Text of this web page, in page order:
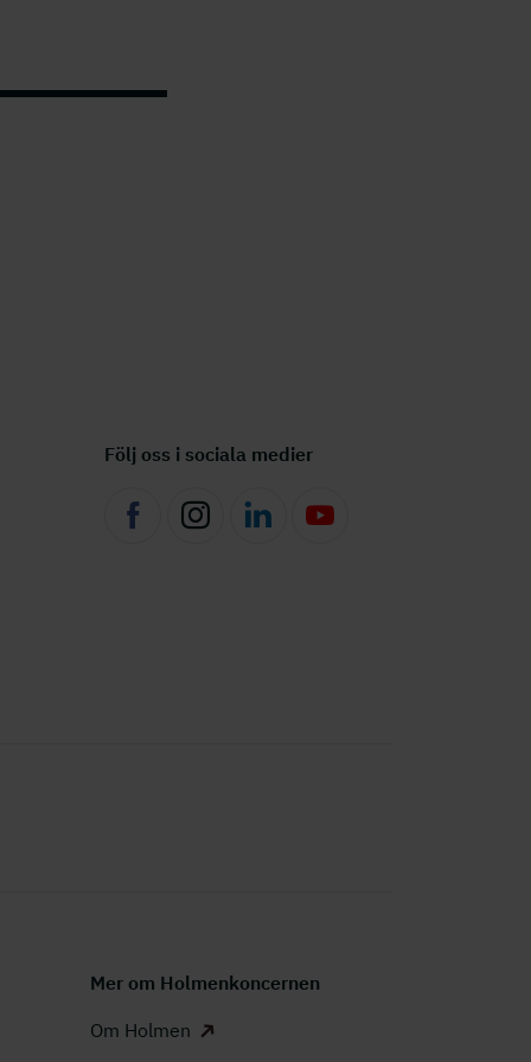
Följ oss i sociala medier
Mer om Holmenkoncernen
Om Holmen